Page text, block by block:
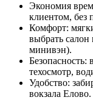
Экономия
клиентом, без
Комфорт:
выбрать
минивэн).
техосмотр,
Удобство:
вокзала